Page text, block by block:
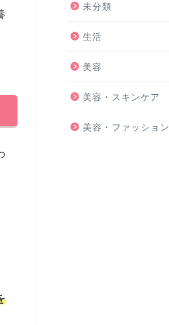
未分類
生活
美容
美容・スキンケア
美容・ファッション